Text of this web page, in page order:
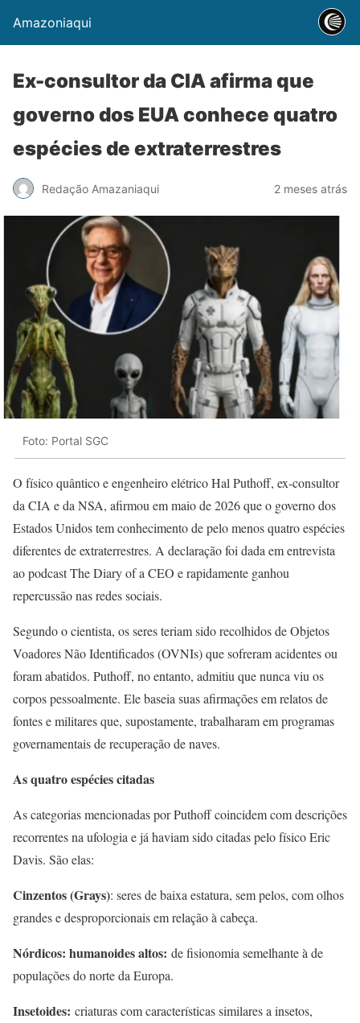
Amazoniaqui
Ex-consultor da CIA afirma que
governo dos EUA conhece quatro
espécies de extraterrestres
Redação Amazaniaqui 2 meses atrás
Foto: Portal SGC
O físico quântico e engenheiro elétrico Hal Puthoff, ex-consultor
da CIA e da NSA, afirmou em maio de 2026 que o governo dos
Estados Unidos tem conhecimento de pelo menos quatro espécies
diferentes de extraterrestres. A declaração foi dada em entrevista
ao podcast The Diary of a CEO e rapidamente ganhou
repercussão nas redes sociais.
Segundo o cientista, os seres teriam sido recolhidos de Objetos
Voadores Não Identificados (OVNIs) que sofreram acidentes ou
foram abatidos. Puthoff, no entanto, admitiu que nunca viu os
corpos pessoalmente. Ele baseia suas afirmações em relatos de
fontes e militares que, supostamente, trabalharam em programas
governamentais de recuperação de naves.
As quatro espécies citadas
As categorias mencionadas por Puthoff coincidem com descrições
recorrentes na ufologia e já haviam sido citadas pelo físico Eric
Davis. São elas:
Cinzentos (Grays): seres de baixa estatura, sem pelos, com olhos
grandes e desproporcionais em relação à cabeça.
Nórdicos: humanoides altos: de fisionomia semelhante à de
populações do norte da Europa.
Insetoides: criaturas com características similares a insetos,